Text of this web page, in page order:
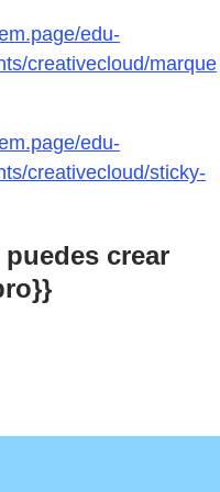
edu-
creativecloud/marque
edu-
creativecloud/sticky-
crear